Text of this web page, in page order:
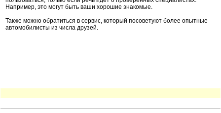
Например, это могут быть ваши хорошие знакомые.
Также можно обратиться в сервис, который посоветуют более опытные
автомобилисты из числа друзей.